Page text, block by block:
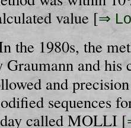
value [⇒
the 1980s, the
Graumann and his
and
sequences
called MOLLI [